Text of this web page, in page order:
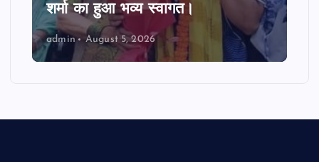
शर्मा का हुआ भव्य स्वागत।
admin August 5, 2026